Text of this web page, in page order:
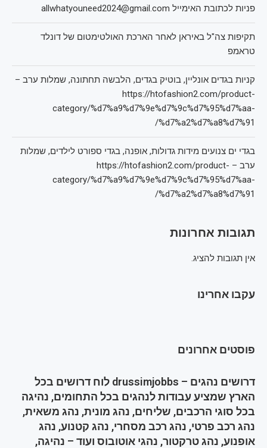
פניות לכתובת האימייל allwhatyouneed2024@gmail.com
תקיפות צה"ל באיראן לאחר הארכת האולטימטום של דונלד
טראמפ
קניות בגדים אונליין, בוטיק בגדים, הלבשה תחתונה, שמלות ערב –
https://htofashion2.com/product-
category/%d7%a9%d7%9e%d7%9c%d7%95%d7%aa-
%d7%a2%d7%a8%d7%91/
בגדי ים צנועים מידות גדולות, אופנה, בגדי ספורט לילדים, שמלות
ערב – https://htofashion2.com/product-
category/%d7%a9%d7%9e%d7%9c%d7%95%d7%aa-
%d7%a2%d7%a8%d7%91/
תגובות אחרונות
אין תגובות להציג.
עקבו אחרינו
פוסטים אחרונים
דרושים נהגים – drussimjobbs לוח דרושים בכל
הארץ שמציע עבודות לנהגים בכל התחומים, נהיגה
בכל סוגי הרכבים, שליחים, נהג מונית, נהג משאית,
נהג רכב פרטי, נהג רכב מסחרי, נהג קטנוע, נהג
אופנוע, נהג טרקטור, נהגי אוטובוס ועוד – נהיגה,